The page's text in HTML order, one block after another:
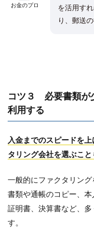
お金のプロ
を活用す
り、郵送
コツ３ 必要書類が
利用する
入金までのスピードを
タリング会社を選ぶこと
一般的にファクタリン
書類や通帳のコピー、
証明書、決算書など、
す。